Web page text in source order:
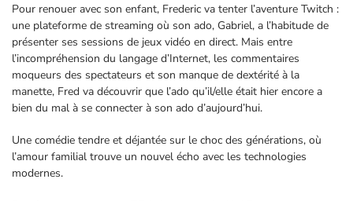
Pour renouer avec son enfant, Frederic va tenter l’aventure Twitch :
une plateforme de streaming où son ado, Gabriel, a l’habitude de
présenter ses sessions de jeux vidéo en direct. Mais entre
l’incompréhension du langage d’Internet, les commentaires
moqueurs des spectateurs et son manque de dextérité à la
manette, Fred va découvrir que l’ado qu’il/elle était hier encore a
bien du mal à se connecter à son ado d’aujourd’hui.
Une comédie tendre et déjantée sur le choc des générations, où
l’amour familial trouve un nouvel écho avec les technologies
modernes.